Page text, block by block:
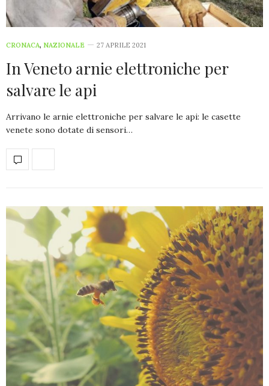
CRONACA, NAZIONALE 27 APRILE 2021
In Veneto arnie elettroniche per
salvare le api
Arrivano le arnie elettroniche per salvare le api: le casette
venete sono dotate di sensori…